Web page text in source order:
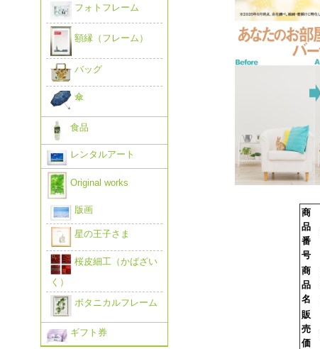
商
品
番
号
商
品
名
販
売
価
フォトフレーム
額縁（フレーム）
バッグ
傘
食品
レンタルアート
Original works
版画
星の王子さま
桜皮細工（かばざい
く）
ボタニカルフレーム
ギフト券